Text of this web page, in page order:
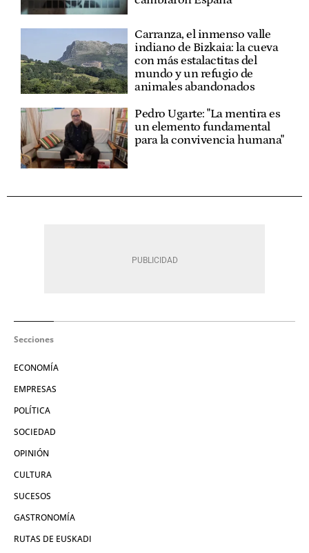
Carranza, el inmenso valle
indiano de Bizkaia: la cueva
con más estalactitas del
mundo y un refugio de
animales abandonados
Pedro Ugarte: "La mentira es
un elemento fundamental
para la convivencia humana"
Secciones
ECONOMÍA
EMPRESAS
POLÍTICA
SOCIEDAD
OPINIÓN
CULTURA
SUCESOS
GASTRONOMÍA
RUTAS DE EUSKADI